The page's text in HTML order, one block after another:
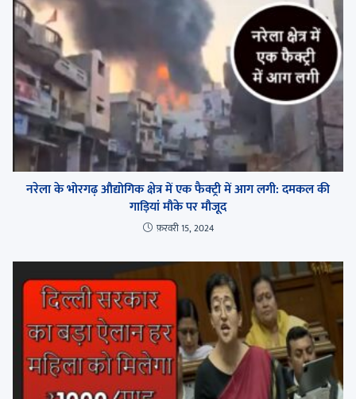
नरेला के भोरगढ़ औद्योगिक क्षेत्र में एक फैक्ट्री में आग लगी: दमकल की
गाड़ियां मौके पर मौजूद
फ़रवरी 15, 2024